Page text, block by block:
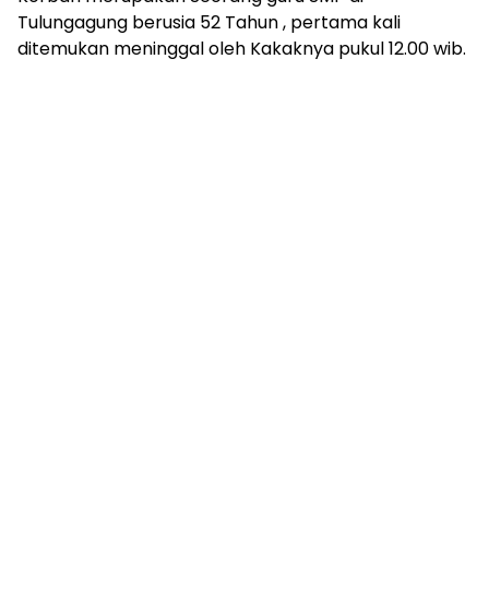
Tulungagung berusia 52 Tahun , pertama kali
ditemukan meninggal oleh Kakaknya pukul 12.00 wib.